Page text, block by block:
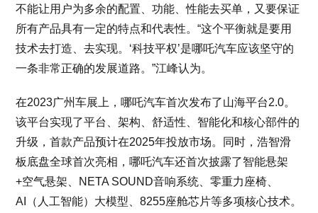
不能让用户为多余的配置、功能、性能去买单，又要保证
所有产品具有一定的特点和代表性。“这个平衡就是要用
技术去打造、去实现。‘科技平权’是哪吒汽车应该坚守的
一条非常正确的发展道路。”江峰认为。
在2023广州车展上，哪吒汽车首次发布了山海平台2.0。
该平台实现了平台、架构、舒适性、智能化和核心部件的
升级，首款产品预计在2025年投放市场。同时，浩智滑
板底盘全球首次亮相，哪吒汽车还首次披露了智能悬架
+空气悬架、NETA SOUND音响系统、零重力座椅、
AI（人工智能）大模型、8255座舱芯片等多项核心技术。